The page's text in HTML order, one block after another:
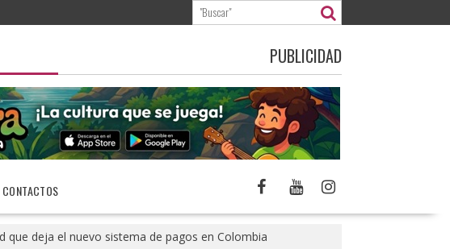
PUBLICIDAD
CONTACTOS
que deja el nuevo sistema de pagos en Colombia